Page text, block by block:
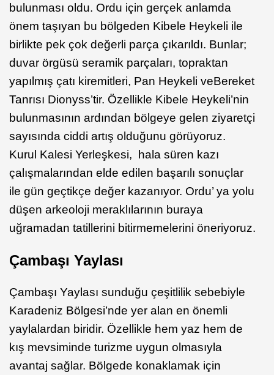
bulunması oldu. Ordu için gerçek anlamda
önem taşıyan bu bölgeden Kibele Heykeli ile
birlikte pek çok değerli parça çıkarıldı. Bunlar;
duvar örgüsü seramik parçaları, topraktan
yapılmış çatı kiremitleri, Pan Heykeli veBereket
Tanrısı Dionyss’tir. Özellikle Kibele Heykeli’nin
bulunmasının ardından bölgeye gelen ziyaretçi
sayısında ciddi artış olduğunu görüyoruz.
Kurul Kalesi Yerleşkesi, hala süren kazı
çalışmalarından elde edilen başarılı sonuçlar
ile gün geçtikçe değer kazanıyor. Ordu’ ya yolu
düşen arkeoloji meraklılarının buraya
uğramadan tatillerini bitirmemelerini öneriyoruz.
Çambaşı Yaylası
Çambaşı Yaylası sunduğu çeşitlilik sebebiyle
Karadeniz Bölgesi’nde yer alan en önemli
yaylalardan biridir. Özellikle hem yaz hem de
kış mevsiminde turizme uygun olmasıyla
avantaj sağlar. Bölgede konaklamak için